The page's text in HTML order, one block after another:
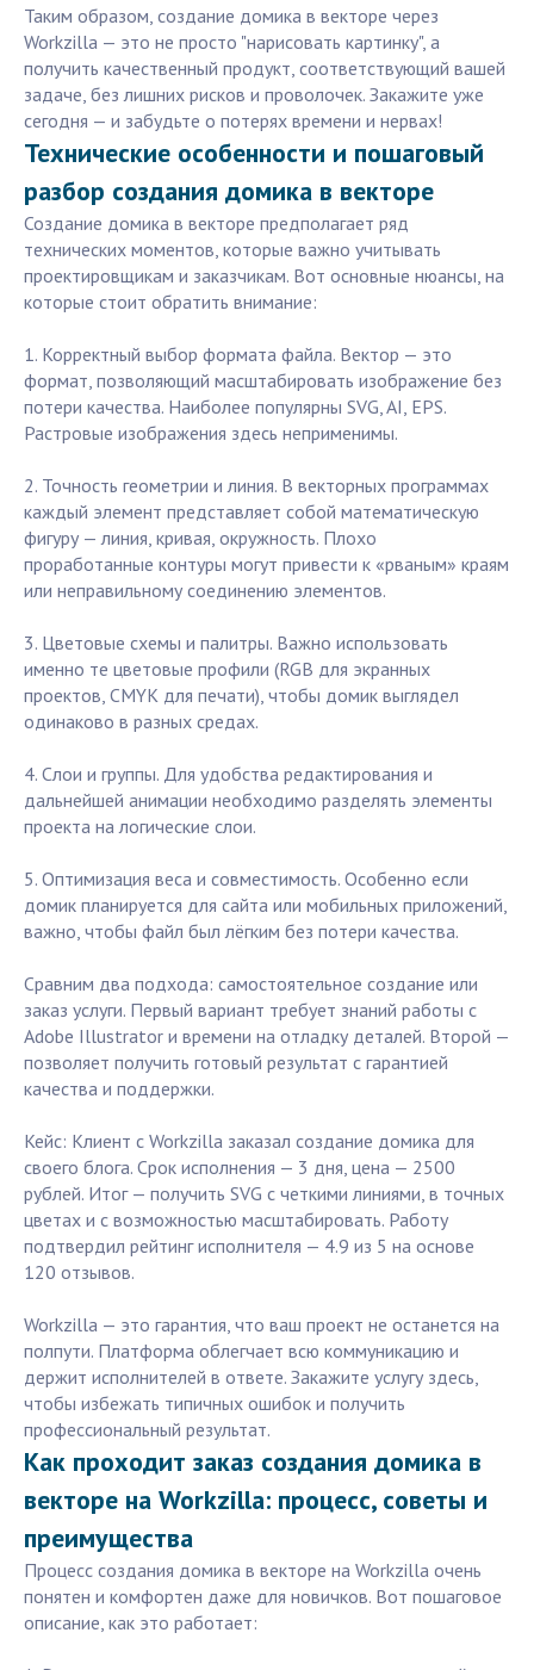
Таким образом, создание домика в векторе через
Workzilla — это не просто "нарисовать картинку", а
получить качественный продукт, соответствующий вашей
задаче, без лишних рисков и проволочек. Закажите уже
сегодня — и забудьте о потерях времени и нервах!
Технические особенности и пошаговый
разбор создания домика в векторе
Создание домика в векторе предполагает ряд
технических моментов, которые важно учитывать
проектировщикам и заказчикам. Вот основные нюансы, на
которые стоит обратить внимание:
1. Корректный выбор формата файла. Вектор — это
формат, позволяющий масштабировать изображение без
потери качества. Наиболее популярны SVG, AI, EPS.
Растровые изображения здесь неприменимы.
2. Точность геометрии и линия. В векторных программах
каждый элемент представляет собой математическую
фигуру — линия, кривая, окружность. Плохо
проработанные контуры могут привести к «рваным» краям
или неправильному соединению элементов.
3. Цветовые схемы и палитры. Важно использовать
именно те цветовые профили (RGB для экранных
проектов, CMYK для печати), чтобы домик выглядел
одинаково в разных средах.
4. Слои и группы. Для удобства редактирования и
дальнейшей анимации необходимо разделять элементы
проекта на логические слои.
5. Оптимизация веса и совместимость. Особенно если
домик планируется для сайта или мобильных приложений,
важно, чтобы файл был лёгким без потери качества.
Сравним два подхода: самостоятельное создание или
заказ услуги. Первый вариант требует знаний работы с
Adobe Illustrator и времени на отладку деталей. Второй —
позволяет получить готовый результат с гарантией
качества и поддержки.
Кейс: Клиент с Workzilla заказал создание домика для
своего блога. Срок исполнения — 3 дня, цена — 2500
рублей. Итог — получить SVG с четкими линиями, в точных
цветах и с возможностью масштабировать. Работу
подтвердил рейтинг исполнителя — 4.9 из 5 на основе
120 отзывов.
Workzilla — это гарантия, что ваш проект не останется на
полпути. Платформа облегчает всю коммуникацию и
держит исполнителей в ответе. Закажите услугу здесь,
чтобы избежать типичных ошибок и получить
профессиональный результат.
Как проходит заказ создания домика в
векторе на Workzilla: процесс, советы и
преимущества
Процесс создания домика в векторе на Workzilla очень
понятен и комфортен даже для новичков. Вот пошаговое
описание, как это работает: